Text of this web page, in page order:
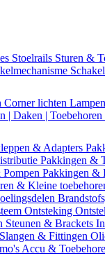
Stoelrails Sturen &
Corner lichten
| Daken | Toebehoren
& Adapters
Pakkingen &
Pakkingen &
& Kleine
Ontsteking
Steunen & Brackets
Slangen & Fittingen
Accu &